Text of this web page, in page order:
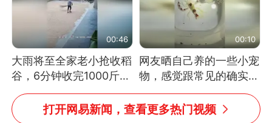
00:46
大雨将至全家老小抢收稻
谷，6分钟收完1000斤，
没有一个人掉链子
00:10
网友晒自己养的一些小宠
物，感觉跟常见的确实有
些不一样
打开网易新闻，查看更多热门视频